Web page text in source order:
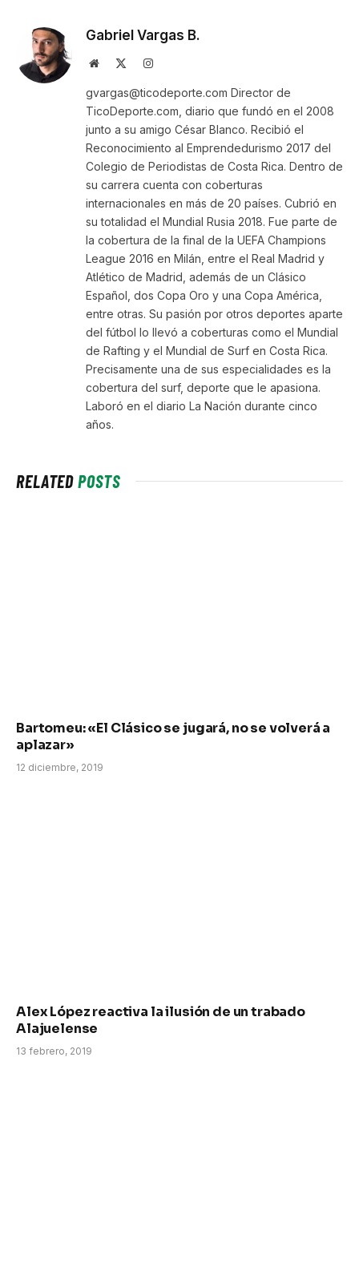
Gabriel Vargas B.
Website Instagram
gvargas@ticodeporte.com Director de
TicoDeporte.com, diario que fundó en el 2008
junto a su amigo César Blanco. Recibió el
Reconocimiento al Emprendedurismo 2017 del
Colegio de Periodistas de Costa Rica. Dentro de
su carrera cuenta con coberturas
internacionales en más de 20 países. Cubrió en
su totalidad el Mundial Rusia 2018. Fue parte de
la cobertura de la final de la UEFA Champions
League 2016 en Milán, entre el Real Madrid y
Atlético de Madrid, además de un Clásico
Español, dos Copa Oro y una Copa América,
entre otras. Su pasión por otros deportes aparte
del fútbol lo llevó a coberturas como el Mundial
de Rafting y el Mundial de Surf en Costa Rica.
Precisamente una de sus especialidades es la
cobertura del surf, deporte que le apasiona.
Laboró en el diario La Nación durante cinco
años.
RELATEDPOSTS
Bartomeu: «El Clásico se jugará, no se volverá a
aplazar»
12 diciembre, 2019
Alex López reactiva la ilusión de un trabado
Alajuelense
13 febrero, 2019